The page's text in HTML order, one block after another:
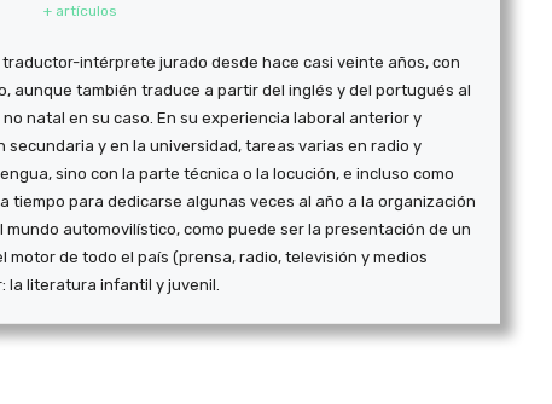
+ artículos
intérprete jurado desde hace casi veinte años, con
aunque también traduce a partir del inglés y del portugués al
natal en su caso. En su experiencia laboral anterior y
y en la universidad, tareas varias en radio y
sino con la parte técnica o la locución, e incluso como
tiempo para dedicarse algunas veces al año a la organización
automovilístico, como puede ser la presentación de un
de todo el país (prensa, radio, televisión y medios
la literatura infantil y juvenil.